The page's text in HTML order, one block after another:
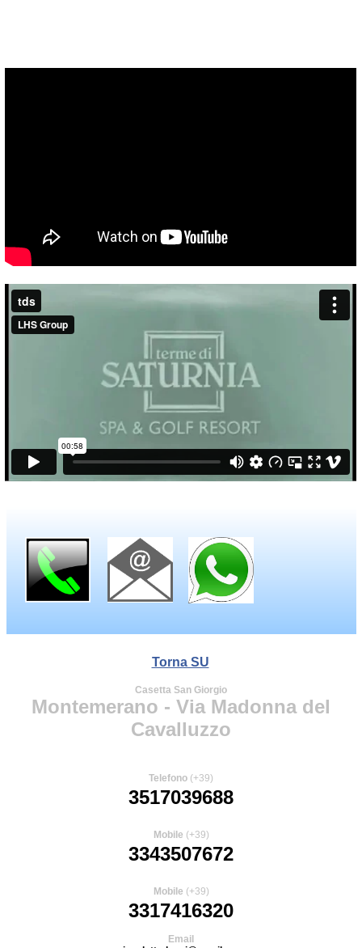
Torna SU
Casetta San Giorgio
Montemerano - Via Madonna del
Cavalluzzo
Telefono (+39)
3517039688
Mobile (+39)
3343507672
Mobile (+39)
3317416320
Email